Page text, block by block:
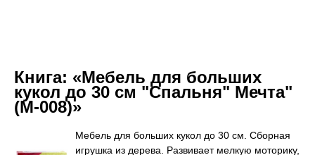
Книга: «Мебель для больших
кукол до 30 см "Спальня" Мечта"
(М-008)»
Мебель для больших кукол до 30 см. Сборная
игрушка из дерева. Развивает мелкую моторику,